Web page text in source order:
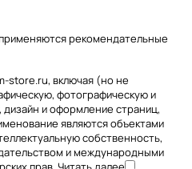
рекомендательные
store.ru, включая (но не
фотографическую и
и оформление страниц,
являются объектами
собственность,
и международными